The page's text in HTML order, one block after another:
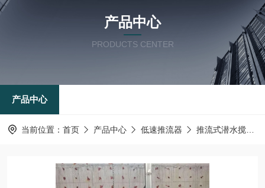
产品中心
PRODUCTS CENTER
产品中心
当前位置： 首页 产品中心 低速推流器 推流式潜水搅拌机